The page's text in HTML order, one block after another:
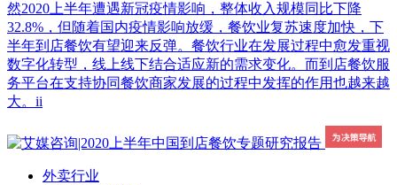
然2020上半年遭遇新冠疫情影响，整体收入规模同比下降
32.8%，但随着国内疫情影响放缓，餐饮业复苏速度加快，下
半年到店餐饮有望迎来反弹。餐饮行业在发展过程中愈发重视
数字化转型，线上线下结合适应新的需求变化。而到店餐饮服
务平台在支持协同餐饮商家发展的过程中发挥的作用也越来越
大。ii
外卖行业